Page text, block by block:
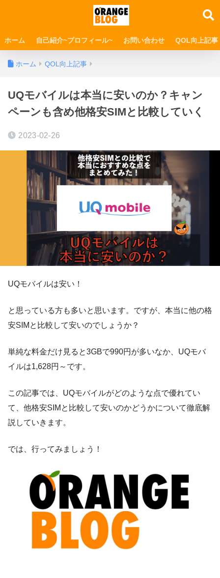
ホーム 自己紹介~プロフィール~ お問い合わせ QOL向上記事
ホーム QOL向上記事
UQモバイルは本当に安いのか？キャン
ペーンも含め他格安SIMと比較していく
2023-02-26
UQモバイルは安い！
と思っている方も多いと思います。ですが、本当に他の格
安SIMと比較して安いのでしょうか？
単純な料金だけ見ると3GBで990円が多いなか、UQモバ
イルは1,628円～です。
この記事では、UQモバイルがどのような点で優れてい
て、他格安SIMと比較して安いのかどうかについて徹底解
説していきます。
では、行ってみましょう！